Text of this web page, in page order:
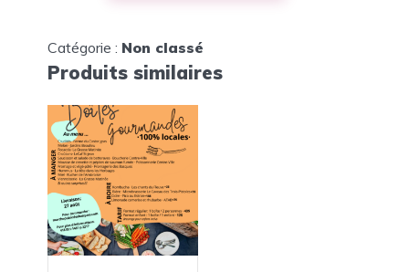
Catégorie : Non classé
Produits similaires
Ce
produit
a
plusieurs
variations.
Les
options